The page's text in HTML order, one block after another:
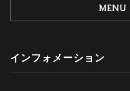
MENU
インフォメーション